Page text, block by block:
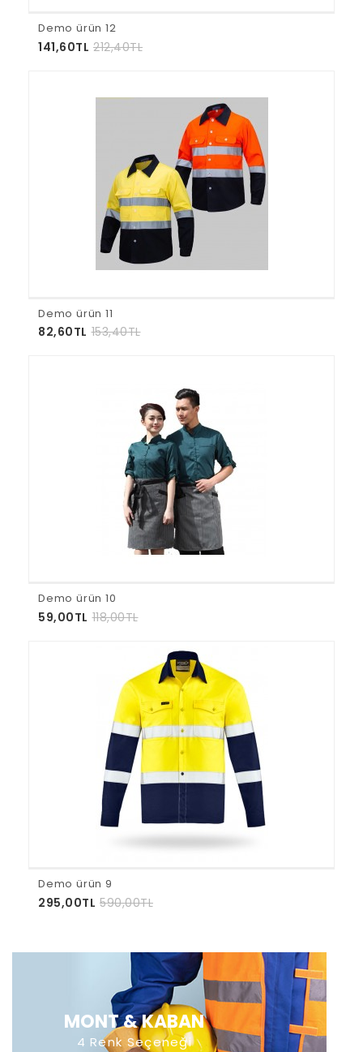
Demo ürün 12
141,60TL 212,40TL
Demo ürün 11
82,60TL 153,40TL
Demo ürün 10
59,00TL 118,00TL
Demo ürün 9
295,00TL 590,00TL
MONT & KABAN
4 Renk Seçeneği